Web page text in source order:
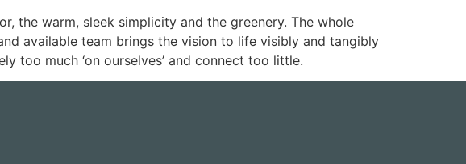
the warm, sleek simplicity and the greenery. The whole
available team brings the vision to life visibly and tangibly
too much ‘on ourselves’ and connect too little.